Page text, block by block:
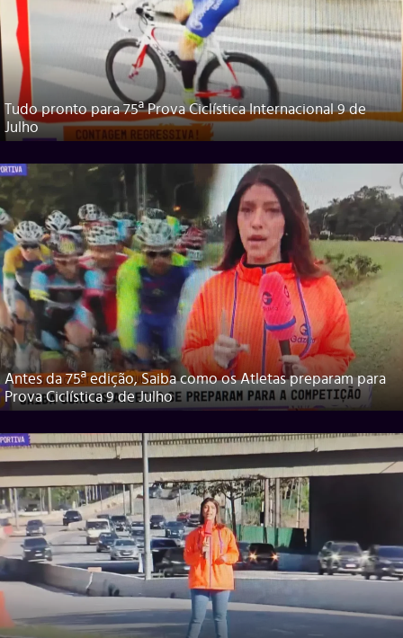
Tudo pronto para 75ª Prova Ciclística Internacional 9 de
Julho
Antes da 75ª edição, Saiba como os Atletas preparam para
Prova Ciclística 9 de Julho